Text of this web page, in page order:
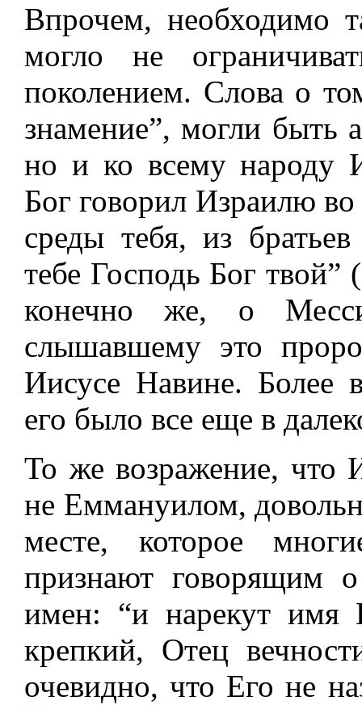
Впрочем, необходимо
могло не
поколением. Слова о
знамение”, могли быть
но и ко всему народу
Бог говорил Израилю
среды тебя, из
тебе Господь Бог
конечно же, о
слышавшему это
Иисусе Навине. Более
его было все еще в
То же возражение, что
не Еммануилом,
месте, которое
признают говорящим
имен: “и нарекут имя
крепкий, Отец
очевидно, что Его не